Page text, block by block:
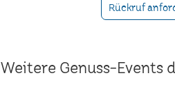
Rückruf
Weitere Genuss-Events